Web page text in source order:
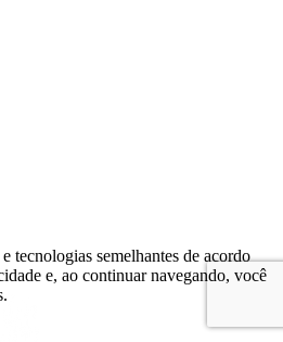
tecnologias semelhantes de acordo
e, ao continuar navegando, você